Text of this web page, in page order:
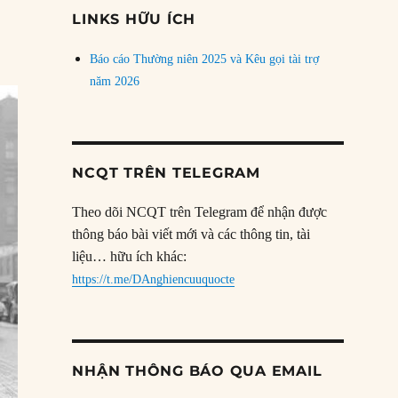
LINKS HỮU ÍCH
Báo cáo Thường niên 2025 và Kêu gọi tài trợ
năm 2026
NCQT TRÊN TELEGRAM
Theo dõi NCQT trên Telegram để nhận được
thông báo bài viết mới và các thông tin, tài
liệu… hữu ích khác:
https://t.me/DAnghiencuuquocte
NHẬN THÔNG BÁO QUA EMAIL